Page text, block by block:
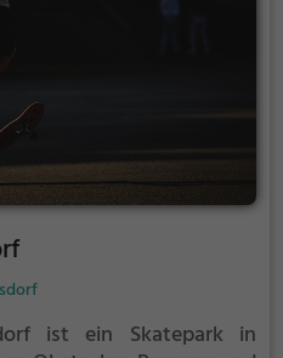
ist ein Skatepark in